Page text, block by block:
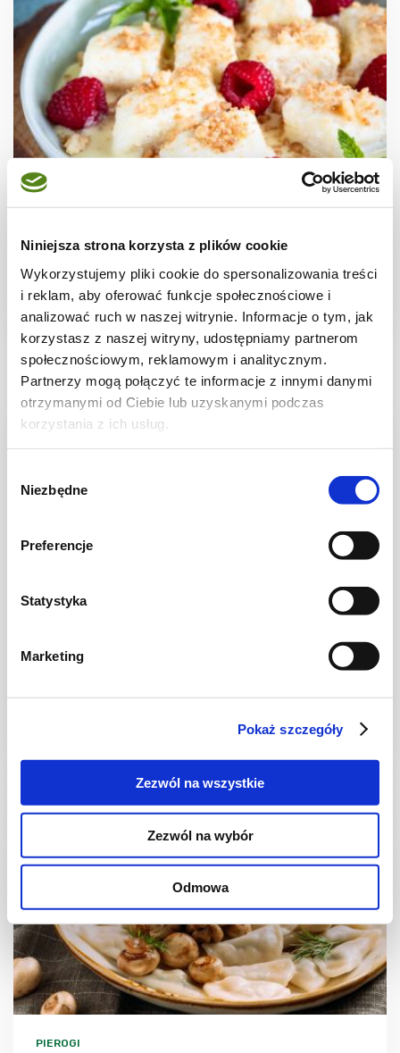
Niniejsza strona korzysta z plików cookie
Wykorzystujemy pliki cookie do spersonalizowania treści
i reklam, aby oferować funkcje społecznościowe i
analizować ruch w naszej witrynie. Informacje o tym, jak
korzystasz z naszej witryny, udostępniamy partnerom
społecznościowym, reklamowym i analitycznym.
Partnerzy mogą połączyć te informacje z innymi danymi
otrzymanymi od Ciebie lub uzyskanymi podczas
korzystania z ich usług.
zgody
Niezbędne
Preferencje
Statystyka
Marketing
Pokaż szczegóły
Zezwól na wszystkie
Zezwól na wybór
Odmowa
MENU MALUCHA
Kluski leniwe z sosem waniliowym i
30 min. 3069 kcal 3
Kluski leniwe z truskawkami
30 min. 1429 kcal 4
PIEROGI